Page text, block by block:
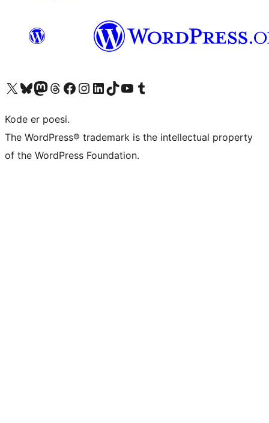
Besøk vår konto på X Visit our Bluesky account
Besøk vår Mastodon-konto
Visit our Threads account
Besøk vår Facebook-sideBesøk vår Instagram-konto
Besøk vår LinkedIn-konto
Visit our TikTok account
Visit our YouTube channel
Visit our Tumblr account
Kode er poesi.
The WordPress® trademark is the intellectual property
of the WordPress Foundation.